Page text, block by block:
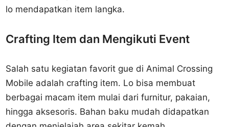
lo mendapatkan item langka.
Crafting Item dan Mengikuti Event
Salah satu kegiatan favorit gue di Animal Crossing
Mobile adalah crafting item. Lo bisa membuat
berbagai macam item mulai dari furnitur, pakaian,
hingga aksesoris. Bahan baku mudah didapatkan